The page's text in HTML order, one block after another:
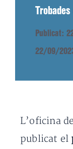
Publicat:
22/09/
L’oficina
publicat el